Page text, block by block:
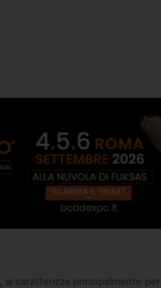
si caratterizza principalmente